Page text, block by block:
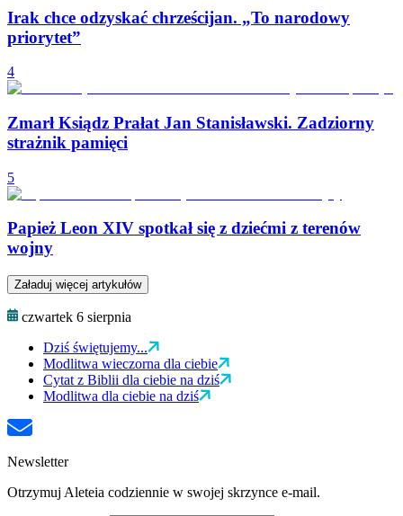
Irak chce odzyskać chrześcijan. „To narodowy
priorytet”
4
Zmarł Ksiądz Prałat Jan Stanisławski. Zadziorny
strażnik pamięci
5
Papież Leon XIV spotkał się z dziećmi z terenów
wojny
Załaduj więcej artykułów
czwartek 6 sierpnia
Dziś świętujemy...
Modlitwa wieczorna dla ciebie
Cytat z Biblii dla ciebie na dziś
Modlitwa dla ciebie na dziś
Newsletter
Otrzymuj Aleteia codziennie w swojej skrzynce e-mail.